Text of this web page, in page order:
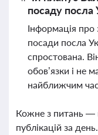
посаду посла
Інформація про
посади посла
спростована.
обов’язки і не
найближчим
Кожне з питань —
публікацій за